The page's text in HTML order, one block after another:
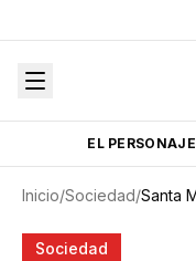
EL PERSONAJE
Inicio/Sociedad/
Sociedad